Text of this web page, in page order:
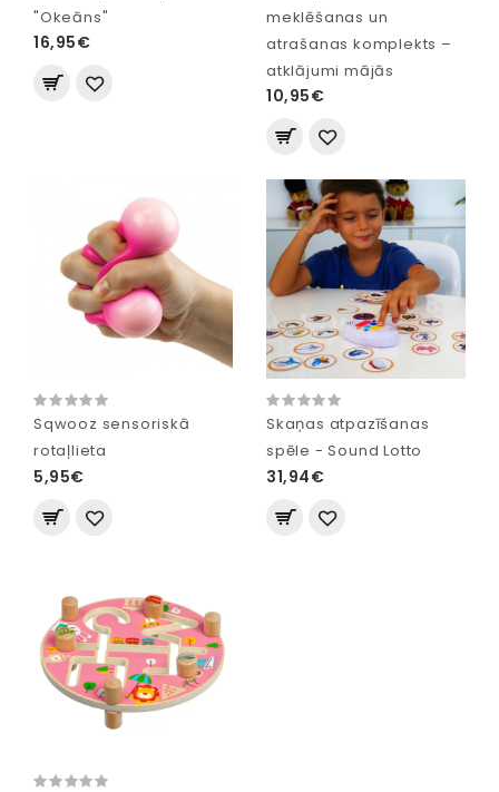
"Okeāns"
16,95€
meklēšanas un
atrašanas komplekts –
atklājumi mājās
10,95€
Sqwooz sensoriskā
rotaļlieta
5,95€
Skaņas atpazīšanas
spēle - Sound Lotto
31,94€